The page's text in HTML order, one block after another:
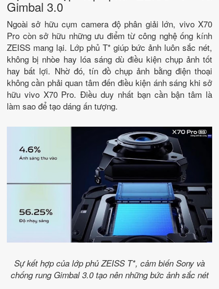
Gimbal 3.0
Ngoài sở hữu cụm camera độ phân giải lớn, vivo X70
Pro còn sở hữu những ưu điểm từ công nghệ ống kính
ZEISS mang lại. Lớp phủ T* giúp bức ảnh luôn sắc nét,
không bị nhòe hay lóa sáng dù điều kiện chụp ảnh tốt
hay bất lợi. Nhờ đó, tín đồ chụp ảnh bằng điện thoại
không cần phải quan tâm đến điều kiện ánh sáng khi sở
hữu vivo X70 Pro. Điều duy nhất bạn cần bận tâm là
làm sao để tạo dáng ấn tượng.
Sự kết hợp của lớp phủ ZEISS T*, cảm biến Sony và
chống rung Gimbal 3.0 tạo nên những bức ảnh sắc nét